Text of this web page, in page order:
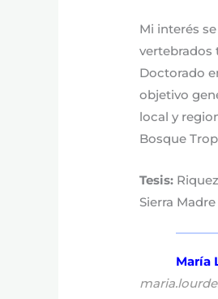
Mi interés
vertebrados
Doctorado
objetivo
local y
Bosque
Tesis:
Sierra
María